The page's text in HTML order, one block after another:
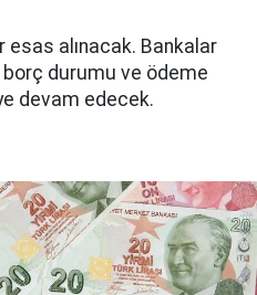
alınacak. Bankalar
durumu ve ödeme
devam edecek.